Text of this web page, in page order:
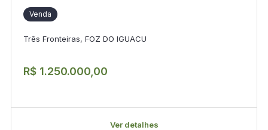
Venda
Três Fronteiras, FOZ DO IGUACU
R$ 1.250.000,00
Ver detalhes